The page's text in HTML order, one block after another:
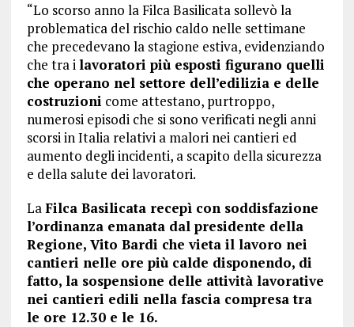
“Lo scorso anno la Filca Basilicata sollevò la
problematica del rischio caldo nelle settimane
che precedevano la stagione estiva, evidenziando
che tra ilavoratori più esposti figurano quelli
che operano nel settore dell’edilizia e delle
costruzioni come attestano, purtroppo,
numerosi episodi che si sono verificati negli anni
scorsi in Italia relativi a malori nei cantieri ed
aumento degli incidenti, a scapito della sicurezza
e della salute dei lavoratori.
LaFilca Basilicata recepì con soddisfazione
l’ordinanza emanata dal presidente della
Regione, Vito Bardi che vieta il lavoro nei
cantieri nelle ore più calde disponendo, di
fatto, la sospensione delle attività lavorative
nei cantieri edili nella fascia compresa tra
le ore 12.30 e le 16.